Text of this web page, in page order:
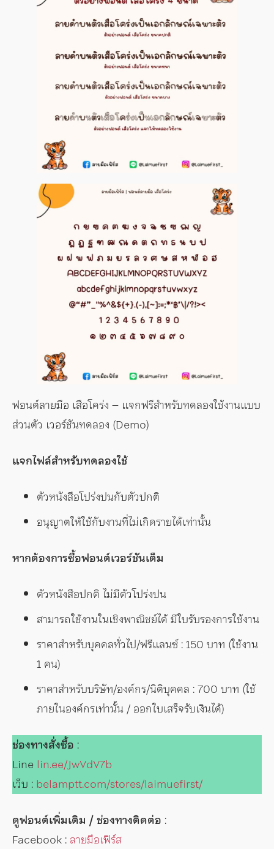
ฟอนต์ลายมือ เสือโคร่ง – แจกฟรีสำหรับทดลองใช้งานแบบ
ส่วนตัว เวอร์ชันทดลอง (Demo)
แจกไฟล์สำหรับทดลองใช้
ตัวหนังสือโปร่งปนกับตัวปกติ
อนุญาตให้ใช้กับงานที่ไม่เกิดรายได้เท่านั้น
หากต้องการซื้อฟอนต์เวอร์ชันเต็ม
ตัวหนังสือปกติ ไม่มีตัวโปร่งปน
สามารถใช้งานในเชิงพาณิชย์ได้ มีใบรับรองการใช้งาน
ราคาสำหรับบุคคลทั่วไป/ฟรีแลนซ์ : 150 บาท (ใช้งาน
1 คน)
ราคาสำหรับบริษัท/องค์กร/นิติบุคคล : 700 บาท (ใช้
ภายในองค์กรเท่านั้น / ออกใบเสร็จรับเงินได้)
ช่องทางสั่งซื้อ :
Line lin.ee/JwVdV7b
เว็บ : belamptt.com/stores/laimuefirst/
ดูฟอนต์เพิ่มเติม / ช่องทางติดต่อ :
Facebook : ลายมือเฟิร์ส